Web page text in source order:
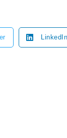
LinkedIn